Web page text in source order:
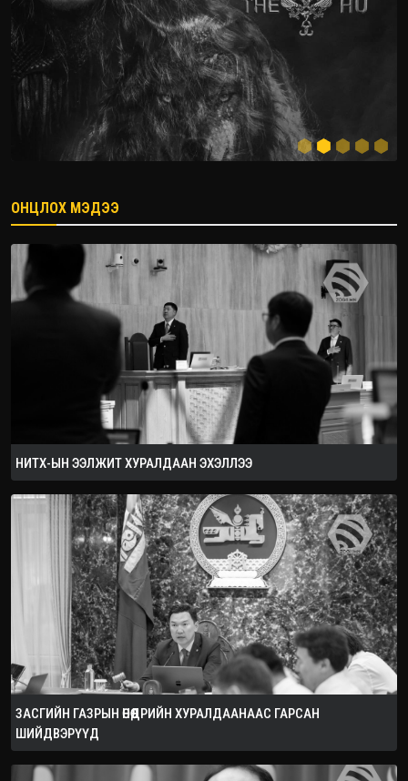
2026.08.08
ОНЦЛОХ МЭДЭЭ
НИТХ-ЫН ЭЭЛЖИТ ХУРАЛДААН ЭХЭЛЛЭЭ
ЗАСГИЙН ГАЗРЫН ӨНӨӨДРИЙН ХУРАЛДААНААС ГАРСАН
ШИЙДВЭРҮҮД